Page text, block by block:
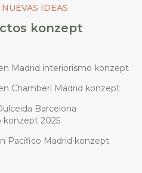
IDEAS
konzept
DE ÁTICO EN MADRID
EN CHAMBERÍ
OFICINA DULCEIDA